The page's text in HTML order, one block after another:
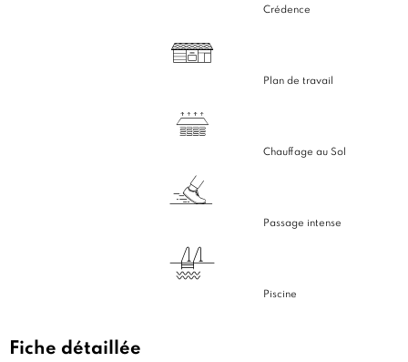
Crédence
Plan de travail
Chauffage au Sol
Passage intense
Piscine
Fiche détaillée